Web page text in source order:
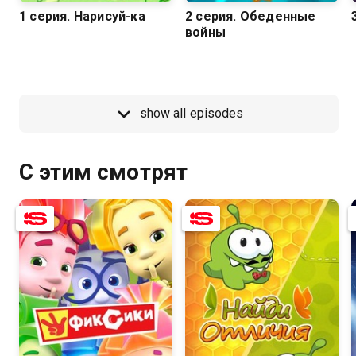
1 серия. Нарисуй-ка
2 серия. Обеденные
войны
show all episodes
С этим смотрят